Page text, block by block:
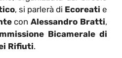
, si parlerà di Ecoreati e
conAlessandro Bratti,
Bicamerale di
Rifiuti.